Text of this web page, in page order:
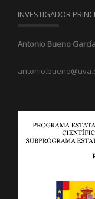
INVESTIGADOR
Antonio Bueno